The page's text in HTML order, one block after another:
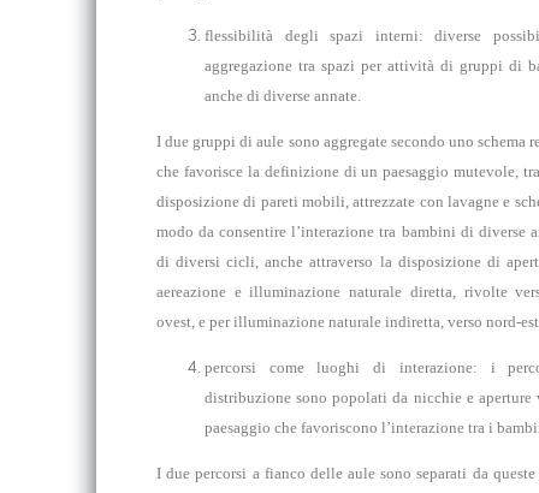
flessibilità degli spazi interni: diverse
aggregazione tra spazi per attività di gruppi di
anche di diverse annate.
I due gruppi di aule sono aggregate secondo uno schema
che favorisce la definizione di un paesaggio mutevole,
disposizione di pareti mobili, attrezzate con lavagne e
modo da consentire l’interazione tra bambini di diverse
di diversi cicli, anche attraverso la disposizione di
aereazione e illuminazione naturale diretta, rivolte
ovest, e per illuminazione naturale indiretta, verso nord-
percorsi come luoghi di interazione: i
distribuzione sono popolati da nicchie e aperture
paesaggio che favoriscono l’interazione tra i
I due percorsi a fianco delle aule sono separati da